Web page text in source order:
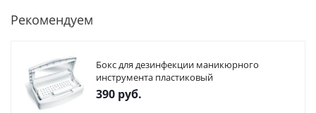
Рекомендуем
Бокс для дезинфекции маникюрного
инструмента пластиковый
390 руб.